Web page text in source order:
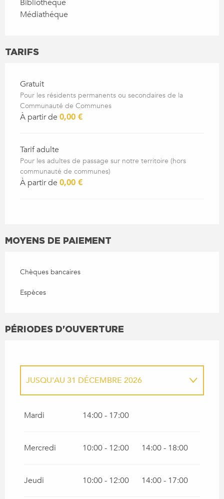
Bibliothèque
Médiathéque
TARIFS
Gratuit
Pour les résidents permanents ou secondaires de la
Communauté de Communes
À partir de 0,00 €
Tarif adulte
Pour les adultes de passage sur notre territoire (hors
communauté de communes)
À partir de 0,00 €
MOYENS DE PAIEMENT
Chèques bancaires
Espèces
PÉRIODES D'OUVERTURE
1 JANVIER 2026
JUSQU'AU 31 DÉCEMBRE 2026
Mardi 14:00 - 17:00
Mercredi 10:00 - 12:00 14:00 - 18:00
Jeudi 10:00 - 12:00 14:00 - 17:00